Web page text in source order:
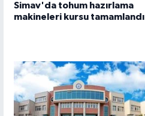
Simav'da tohum hazırlama
makineleri kursu tamamlandı